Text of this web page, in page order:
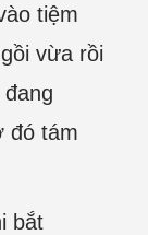
tiệm
vừa rồi
đó tám
bắt